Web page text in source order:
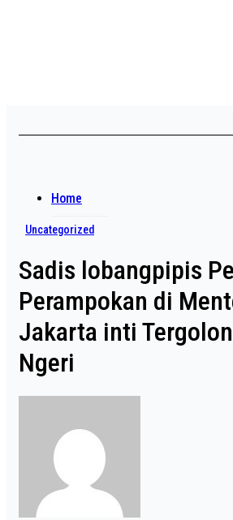
Home
Uncategorized
Sadis lobangpipis
Perampokan di
Jakarta inti
Ngeri